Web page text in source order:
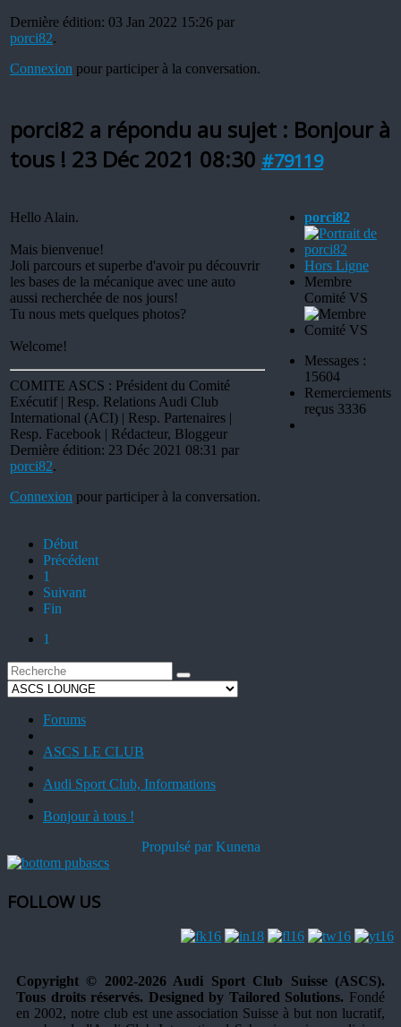
Dernière édition: 03 Jan 2022 15:26 par
porci82.
Connexion pour participer à la conversation.
porci82 a répondu au sujet : Bonjour à
tous ! 23 Déc 2021 08:30 #79119
Hello Alain.
Mais bienvenue!
Joli parcours et superbe d'avoir pu découvrir
les bases de la mécanique avec une auto
aussi recherchée de nos jours!
Tu nous mets quelques photos?
Welcome!
COMITE ASCS : Président du Comité
Exécutif | Resp. Relations Audi Club
International (ACI) | Resp. Partenaires |
Resp. Facebook | Rédacteur, Bloggeur
Dernière édition: 23 Déc 2021 08:31 par
porci82.
Connexion pour participer à la conversation.
porci82
Hors Ligne
Membre
Comité VS
Messages :
15604
Remerciements
reçus 3336
Début
Précédent
1
Suivant
Fin
1
Forums
ASCS LE CLUB
Audi Sport Club, Informations
Bonjour à tous !
Propulsé parKunena
FOLLOW US
Copyright © 2002-2026 Audi Sport Club Suisse (ASCS).
Tous droits réservés. Designed by Tailored Solutions. Fondé
en 2002, notre club est une association Suisse à but non lucratif,